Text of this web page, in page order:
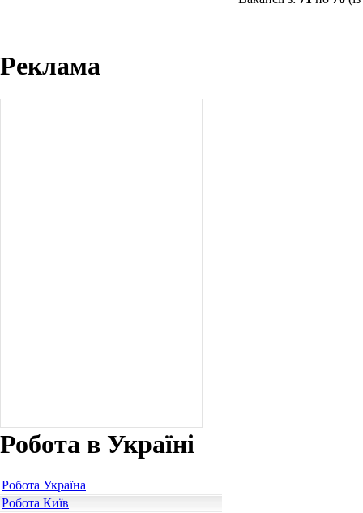
Реклама
Робота в Україні
Робота Україна
Робота Київ